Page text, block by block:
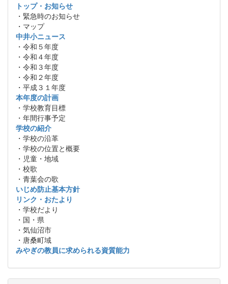
トップ・お知らせ
・緊急時のお知らせ
・マップ
中井小ニュース
・令和５年度
・令和４年度
・令和３年度
・令和２年度
・平成３１年度
本年度の計画
・学校教育目標
・年間行事予定
学校の紹介
・学校の沿革
・学校の位置と概要
・児童・地域
・校歌
・青葉会の歌
いじめ防止基本方針
リンク・おたより
・学校だより
・国・県
・気仙沼市
・唐桑町域
みやぎの教員に求められる資質能力